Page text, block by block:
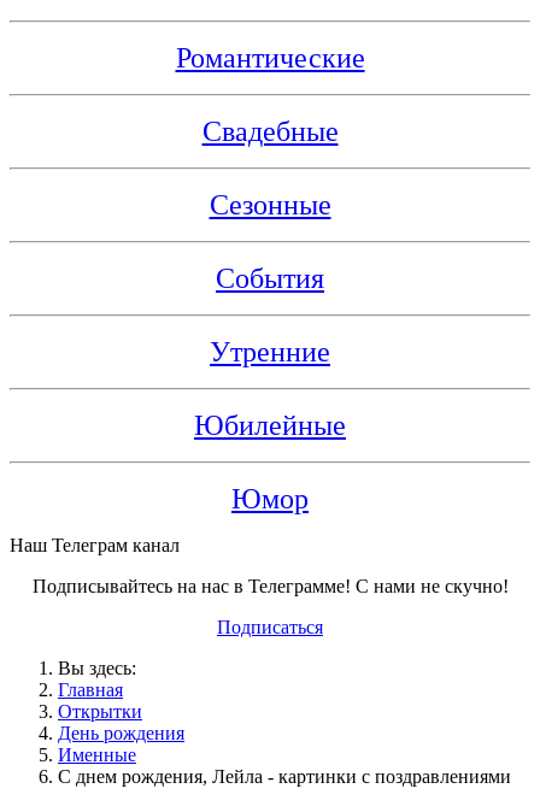
Романтические
Свадебные
Сезонные
События
Утренние
Юбилейные
Юмор
Наш Телеграм канал
Подписывайтесь на нас в Телеграмме! С нами не скучно!
Подписаться
Вы здесь:
Главная
Открытки
День рождения
Именные
С днем рождения, Лейла - картинки с поздравлениями